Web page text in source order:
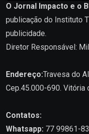
O Jornal Impacto e o
publicação do Instituto
publicidade.
Diretor Responsável:
Endereço:Travesa do
Cep.45.000-690. Vitória
Contatos:
Whatsapp: 77 99861-